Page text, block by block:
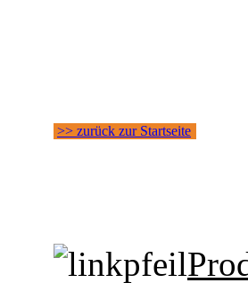
>> zurück zur Startseite